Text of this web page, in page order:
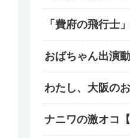
「費府の飛行士
おばちゃん出演
わたし、大阪の
ナニワの激オコ【